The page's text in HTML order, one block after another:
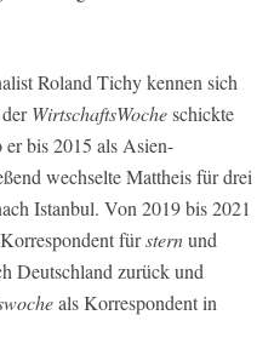
Roland Tichy kennen sich
WirtschaftsWocheschickte
bis 2015 als Asien-
wechselte Mattheis für drei
Istanbul. Von 2019 bis 2021
fürsternund
Deutschland zurück und
als Korrespondent in